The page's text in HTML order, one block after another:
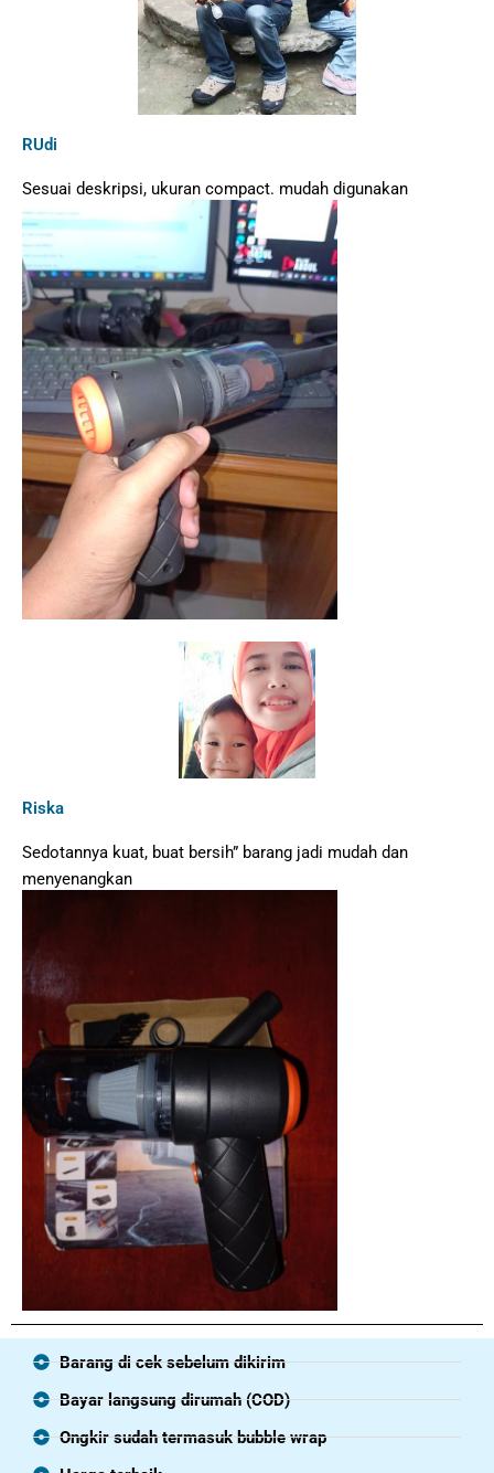
RUdi
Sesuai deskripsi, ukuran compact. mudah digunakan
Riska
Sedotannya kuat, buat bersih” barang jadi mudah dan
menyenangkan
Barang di cek sebelum dikirim
Bayar langsung dirumah (COD)
Ongkir sudah termasuk bubble wrap